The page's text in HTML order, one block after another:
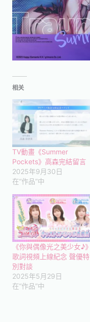
相关
TV動畫《Summer
Pockets》高森完結留言
2025年9月30日
在“作品”中
《你與偶像光之美少女♪》
歌詞視頻上線紀念 聲優特
別對談
2025年5月29日
在“作品”中